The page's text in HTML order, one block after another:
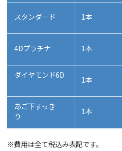
スタンダード 1本
4Dプラチナ 1本
ダイヤモンド6D 1本
あご下すっき
り
1本
※費用は全て税込み表記です。